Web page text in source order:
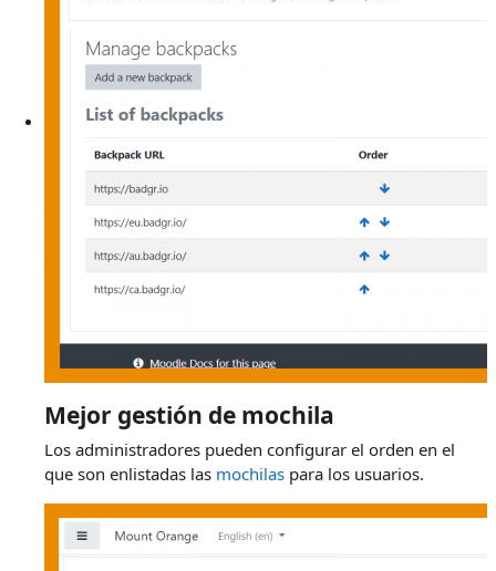
Mejor gestión de mochila
Los administradores pueden configurar el orden en el
que son enlistadas las mochilas para los usuarios.